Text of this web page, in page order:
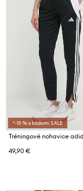
*-15 % s kódom: SALE
49,90 €